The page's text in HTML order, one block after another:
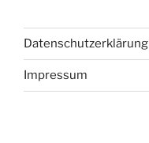
Datenschutzerklärung
Impressum